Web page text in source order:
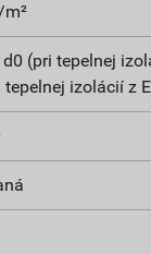
m²
d0 (pri tepelnej
tepelnej izolácií z